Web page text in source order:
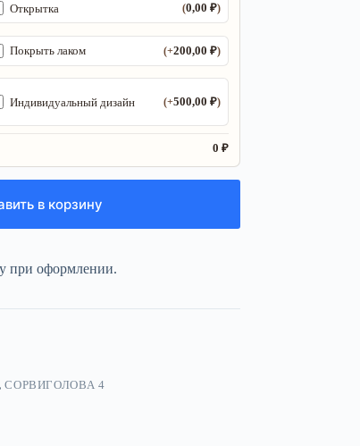
Открытка (0,00 ₽)
Покрыть лаком (+200,00 ₽)
Индивидуальный дизайн (+500,00 ₽)
0 ₽
в корзину
при оформлении.
СОРВИГОЛОВА 4